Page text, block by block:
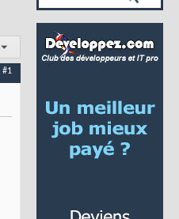
#1